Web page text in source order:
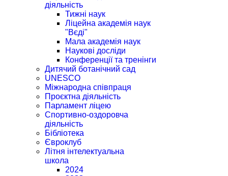
діяльність
Тижні наук
Ліцейна академія наук
"Вєді"
Мала академія наук
Наукові досліди
Конференції та тренінги
Дитячий ботанічний сад
UNESCO
Міжнародна співпраця
Проєктна діяльність
Парламент ліцею
Спортивно-оздоровча
діяльність
Бібліотека
Євроклуб
Літня інтелектуальна
школа
2024